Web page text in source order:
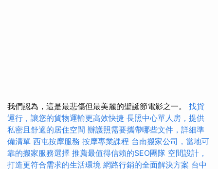
我們認為，這是最悲傷但最美麗的聖誕節電影之一。 找貨
運行，讓您的貨物運輸更高效快捷 長照中心單人房，提供
私密且舒適的居住空間 辦護照需要攜帶哪些文件，詳細準
備清單 西屯按摩服務 按摩專業課程 台南搬家公司，當地可
靠的搬家服務選擇 推薦最值得信賴的SEO團隊 空間設計，
打造更符合需求的生活環境 網路行銷的全面解決方案 台中